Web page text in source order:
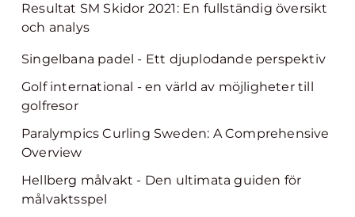
Resultat SM Skidor 2021: En fullständig översikt
och analys
Singelbana padel - Ett djuplodande perspektiv
Golf international - en värld av möjligheter till
golfresor
Paralympics Curling Sweden: A Comprehensive
Overview
Hellberg målvakt - Den ultimata guiden för
målvaktsspel